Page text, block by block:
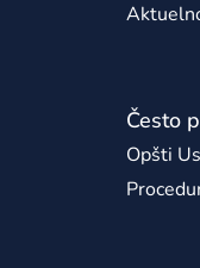
Često
Opšti